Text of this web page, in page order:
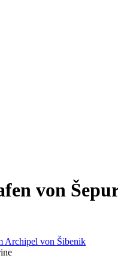
von
Archipel von Šibenik